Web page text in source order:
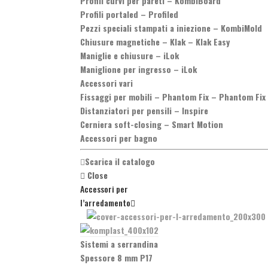
Profili portaled – Profiled
Pezzi speciali stampati a iniezione – KombiMold
Chiusure magnetiche – Klak – Klak Easy
Maniglie e chiusure – iLok
Maniglione per ingresso – iLok
Accessori vari
Fissaggi per mobili – Phantom Fix – Phantom
Distanziatori per pensili – Inspire
Cerniera soft-closing – Smart Motion
Accessori per bagno
Scarica il catalogo
Close
Accessori per
l’arredamento
Sistemi a serrandina
Spessore 8 mm P17